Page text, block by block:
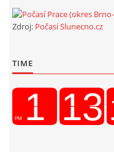
Zdroj: Počasí Slunecno.cz
TIME